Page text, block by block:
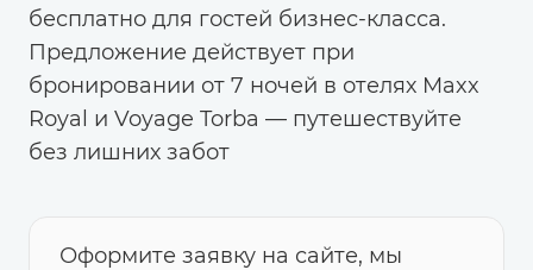
бесплатно для гостей бизнес-класса.
Предложение действует при
бронировании от 7 ночей в отелях Maxx
Royal и Voyage Torba — путешествуйте
без лишних забот
Оформите заявку на сайте, мы